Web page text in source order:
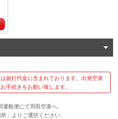
旅行代金に含まれております。出発空港
手続きをお願い致します。
航便にて羽田空港へ。
」よりご選択ください。